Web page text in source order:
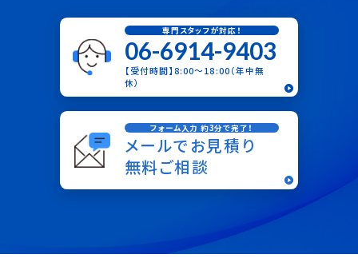
専門スタッフが対応！
06-6914-9403
【受付時間】8:00〜18:00（年中無
休）
フォーム入力 約3分で完了！
メールでお見積り
無料ご相談